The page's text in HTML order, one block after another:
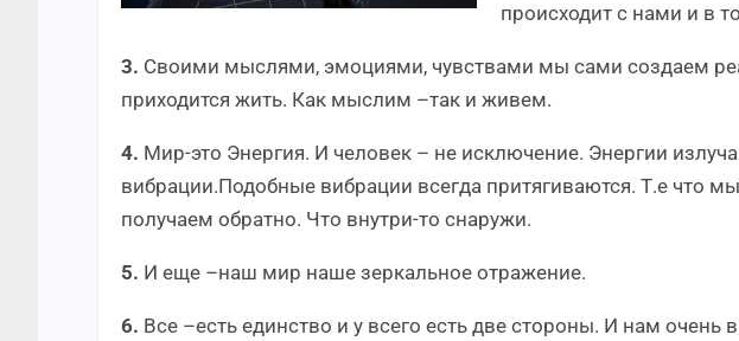
происходит с нами и в
3. Своими мыслями, эмоциями, чувствами мы сами создаем
приходится жить. Как мыслим –так и живем.
4. Мир-это Энергия. И человек – не исключение. Энергии
вибрации.Подобные вибрации всегда притягиваются. Т.е что
получаем обратно. Что внутри-то снаружи.
5. И еще –наш мир наше зеркальное отражение.
6. Все –есть единство и у всего есть две стороны. И нам очень